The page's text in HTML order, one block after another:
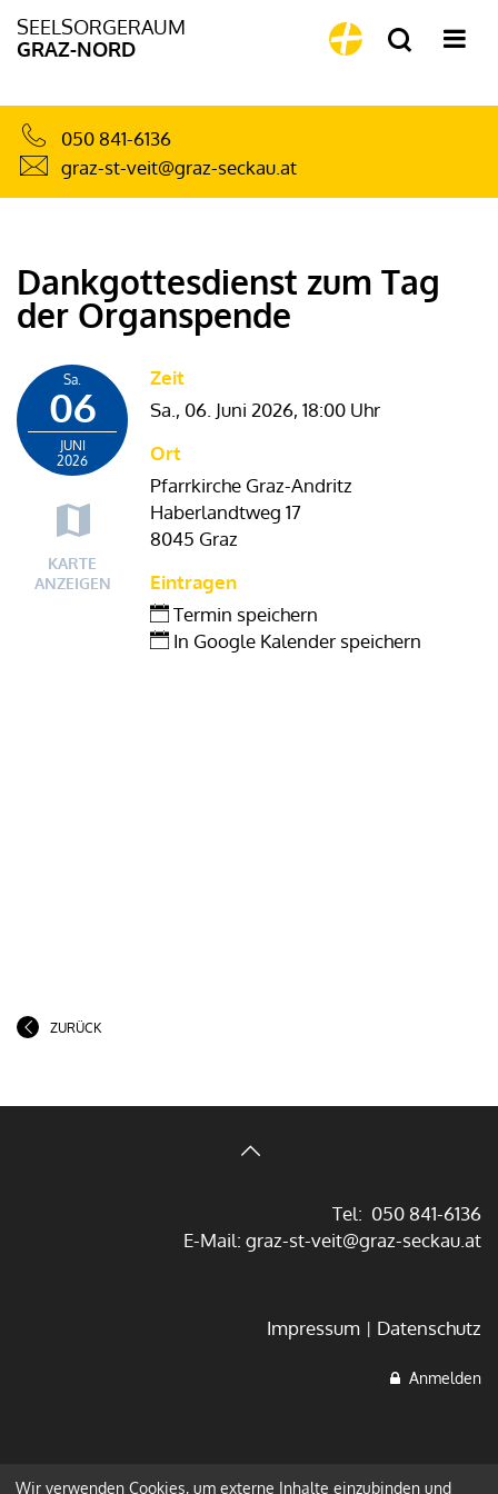
SEELSORGERAUM
GRAZ-NORD
050 841-6136
graz-st-veit@graz-seckau.at
Dankgottesdienst zum Tag
der Organspende
Sa.
06
JUNI
2026
KARTE
ANZEIGEN
Zeit
Sa., 06. Juni 2026, 18:00 Uhr
Ort
Pfarrkirche Graz-Andritz
Haberlandtweg 17
8045 Graz
Eintragen
Termin speichern
In Google Kalender speichern
ZURÜCK
Tel: 050 841-6136
E-Mail: graz-st-veit@graz-seckau.at
Impressum Datenschutz
Anmelden
Wir verwenden Cookies, um externe Inhalte einzubinden und